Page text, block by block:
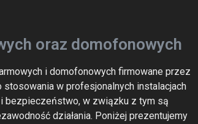
oraz domofonowych
i domofonowych firmowane przez
w profesjonalnych instalacjach
i bezpieczeństwo, w związku z tym są
działania. Poniżej prezentujemy